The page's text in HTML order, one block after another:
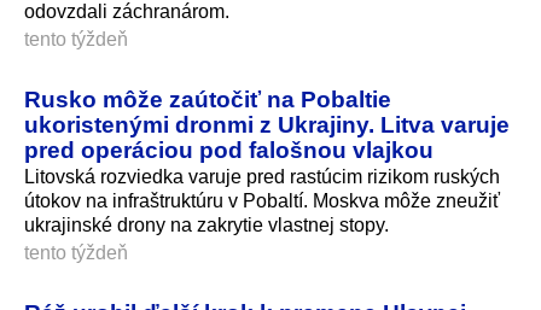
odovzdali záchranárom.
tento týždeň
Rusko môže zaútočiť na Pobaltie
ukoristenými dronmi z Ukrajiny. Litva varuje
pred operáciou pod falošnou vlajkou
Litovská rozviedka varuje pred rastúcim rizikom ruských
útokov na infraštruktúru v Pobaltí. Moskva môže zneužiť
ukrajinské drony na zakrytie vlastnej stopy.
tento týždeň